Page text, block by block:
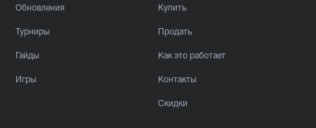
Обновления
Турниры
Гайды
Игры
Купить
Продать
Как это работает
Контакты
Скидки